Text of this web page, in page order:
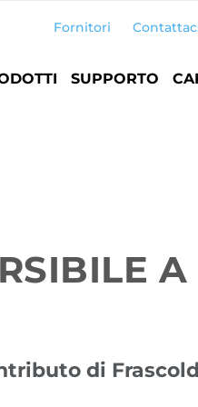
Fornitori
SUPPORTO
A
di Frascold